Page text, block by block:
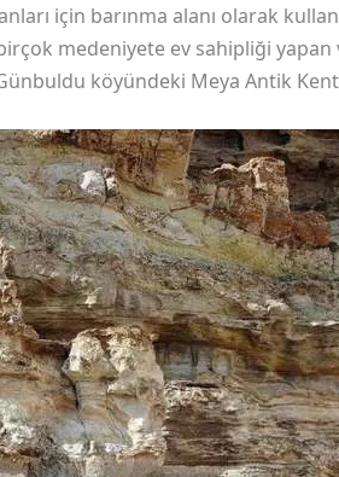
için barınma alanı olarak
medeniyete ev sahipliği yapan
köyündeki Meya Antik